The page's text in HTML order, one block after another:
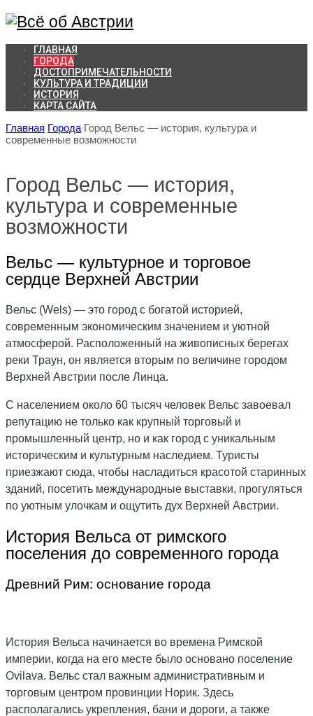
ГЛАВНАЯ
ГОРОДА
ДОСТОПРИМЕЧАТЕЛЬНОСТИ
КУЛЬТУРА И ТРАДИЦИИ
ИСТОРИЯ
КАРТА САЙТА
Главная Города Город Вельс — история, культура и
современные возможности
Город Вельс — история,
культура и современные
возможности
Вельс — культурное и торговое
сердце Верхней Австрии
Вельс (Wels) — это город с богатой историей,
современным экономическим значением и уютной
атмосферой. Расположенный на живописных берегах
реки Траун, он является вторым по величине городом
Верхней Австрии после Линца.
С населением около 60 тысяч человек Вельс завоевал
репутацию не только как крупный торговый и
промышленный центр, но и как город с уникальным
историческим и культурным наследием. Туристы
приезжают сюда, чтобы насладиться красотой старинных
зданий, посетить международные выставки, прогуляться
по уютным улочкам и ощутить дух Верхней Австрии.
История Вельса от римского
поселения до современного города
Древний Рим: основание города
История Вельса начинается во времена Римской
империи, когда на его месте было основано поселение
Ovilava. Вельс стал важным административным и
торговым центром провинции Норик. Здесь
располагались укрепления, бани и дороги, а также